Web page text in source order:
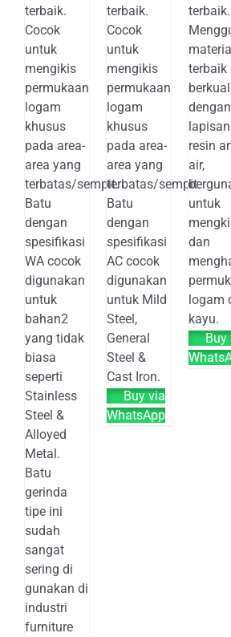
terbaik.
Cocok
untuk
mengikis
permukaan
logam
khusus
pada area-
area yang
terbatas/sempit.
Batu
dengan
spesifikasi
WA cocok
digunakan
untuk
bahan2
yang tidak
biasa
seperti
Stainless
Steel &
Alloyed
Metal.
Batu
gerinda
tipe ini
sudah
sangat
sering di
gunakan di
industri
furniture
terbaik.
Cocok
untuk
mengikis
permukaan
logam
khusus
pada area-
area yang
terbatas/sempit.
Batu
dengan
spesifikasi
AC cocok
digunakan
untuk Mild
Steel,
General
Steel &
Cast Iron.
Buy via
WhatsApp
terbaik.
terbaik
dengan
lapisan
resin
air,
untuk
dan
logam
kayu.
Buy